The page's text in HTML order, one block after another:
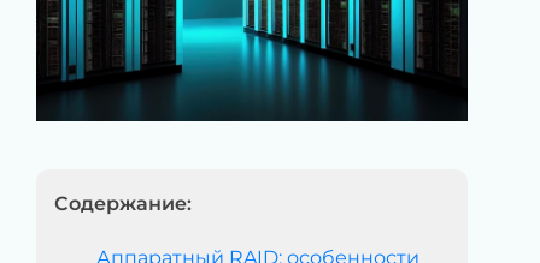
Содержание:
Аппаратный RAID: особенности